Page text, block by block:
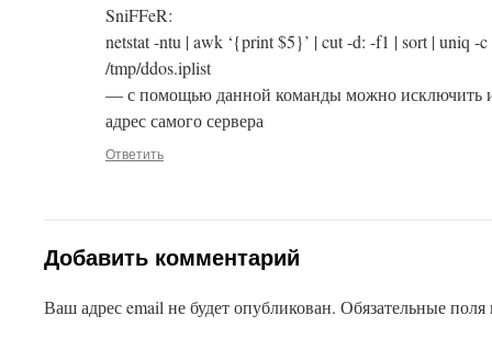
SniFFeR:
netstat -ntu | awk ‘{print $5}’ | cut -d: -f1 | sort | uniq -
/tmp/ddos.iplist
— с помощью данной команды можно исключить
адрес самого сервера
Ответить
Добавить комментарий
Ваш адрес email не будет опубликован. Обязательные
This plugin created byAlexei91